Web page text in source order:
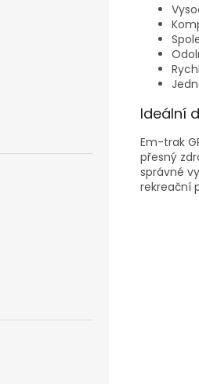
Ideální
Em-trak
přesný
správné
rekreační